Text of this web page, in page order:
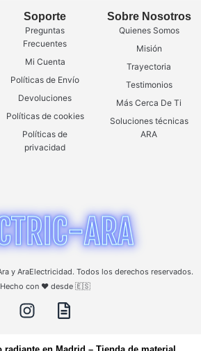
Soporte
Preguntas
Frecuentes
Mi Cuenta
Políticas de Envío
Devoluciones
Políticas de cookies
Políticas de
privacidad
Sobre Nosotros
Quienes Somos
Misión
Trayectoria
Testimonios
Más Cerca De Ti
Soluciones técnicas
ARA
y AraElectricidad. Todos los derechos reservados.
Hecho con ❤️ desde 🇪🇸